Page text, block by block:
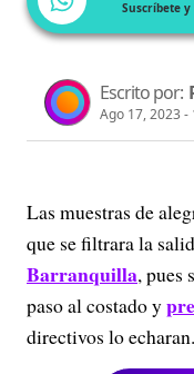
Suscríbete
Escrito por:
Ago 17, 2023 -
Las muestras de
que se filtrara la
Barranquilla, pues
paso al costado y
directivos lo echaran.